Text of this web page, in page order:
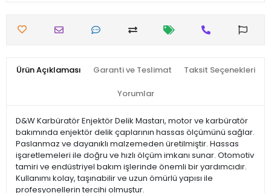
Ürün Açıklaması Garanti ve Teslimat Taksit Seçenekleri
Yorumlar
D&W Karbüratör Enjektör Delik Mastarı, motor ve karbüratör
bakımında enjektör delik çaplarının hassas ölçümünü sağlar.
Paslanmaz ve dayanıklı malzemeden üretilmiştir. Hassas
işaretlemeleri ile doğru ve hızlı ölçüm imkanı sunar. Otomotiv
tamiri ve endüstriyel bakım işlerinde önemli bir yardımcıdır.
Kullanımı kolay, taşınabilir ve uzun ömürlü yapısı ile
profesyonellerin tercihi olmuştur.